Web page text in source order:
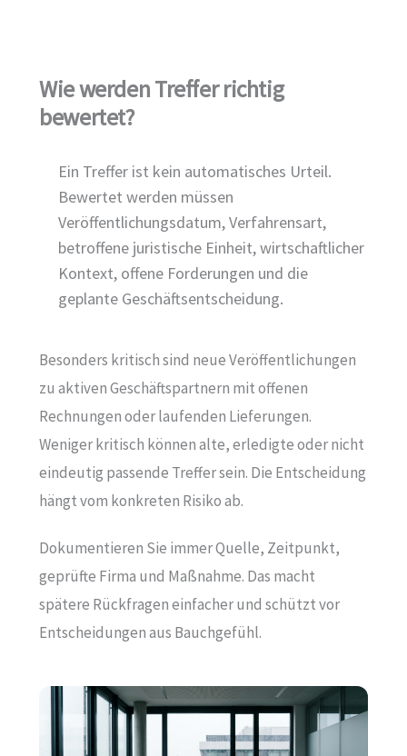
Wie werden Treffer richtig
bewertet?
Ein Treffer ist kein automatisches Urteil.
Bewertet werden müssen
Veröffentlichungsdatum, Verfahrensart,
betroffene juristische Einheit, wirtschaftlicher
Kontext, offene Forderungen und die
geplante Geschäftsentscheidung.
Besonders kritisch sind neue Veröffentlichungen
zu aktiven Geschäftspartnern mit offenen
Rechnungen oder laufenden Lieferungen.
Weniger kritisch können alte, erledigte oder nicht
eindeutig passende Treffer sein. Die Entscheidung
hängt vom konkreten Risiko ab.
Dokumentieren Sie immer Quelle, Zeitpunkt,
geprüfte Firma und Maßnahme. Das macht
spätere Rückfragen einfacher und schützt vor
Entscheidungen aus Bauchgefühl.